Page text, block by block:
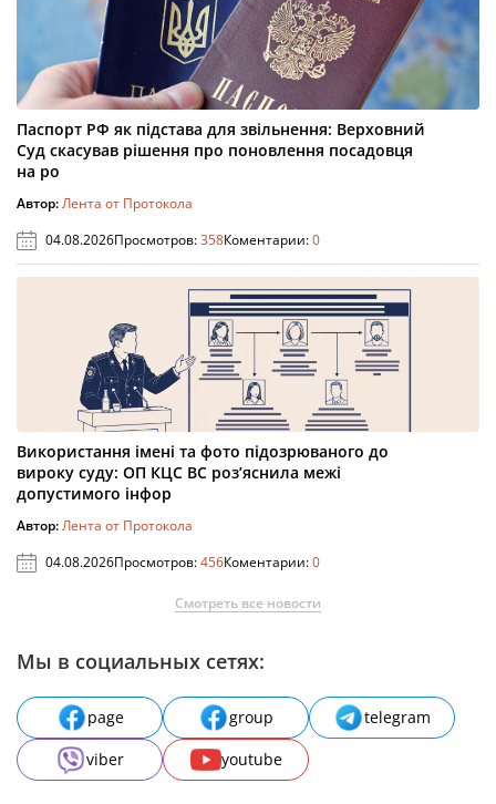
Паспорт РФ як підстава для звільнення: Верховний
Суд скасував рішення про поновлення посадовця
на ро
Автор:Лента от Протокола
04.08.2026Просмотров:358Коментарии:0
Використання імені та фото підозрюваного до
вироку суду: ОП КЦС ВС роз’яснила межі
допустимого інфор
Автор:Лента от Протокола
04.08.2026Просмотров:456Коментарии:0
Смотреть все новости
Мы в социальных сетях:
page group
telegram
viber
youtube